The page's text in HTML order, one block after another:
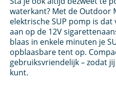
waterkant? Met de Outdoor
elektrische SUP pomp is
aan op de 12V
blaas in enkele minuten je
opblaasbare tent op.
gebruiksvriendelijk – zodat
kunt.